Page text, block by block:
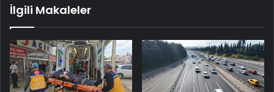
İlgili Makaleler